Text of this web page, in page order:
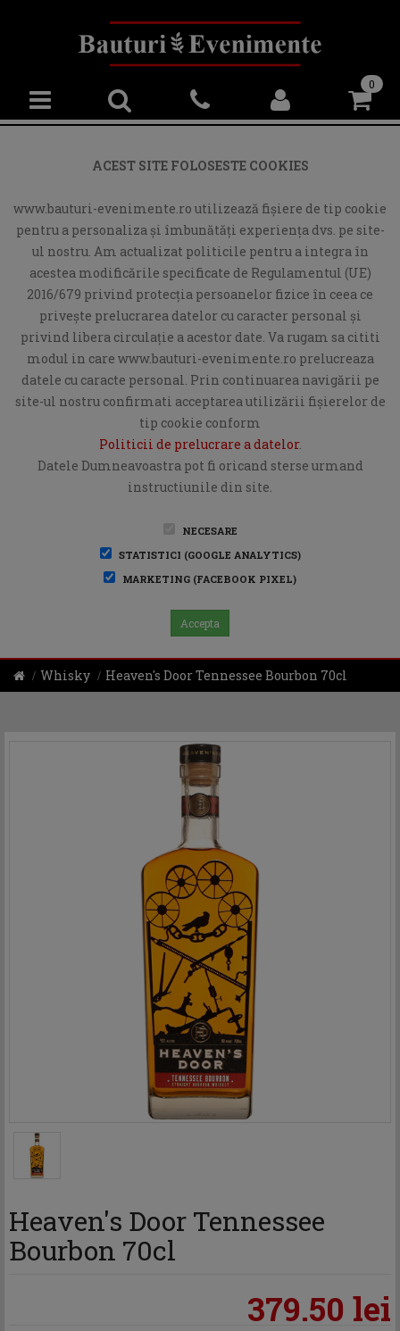
0
ACEST SITE FOLOSESTE COOKIES
www.bauturi-evenimente.ro utilizează fişiere de tip cookie
pentru a personaliza și îmbunătăți experiența dvs. pe site-
ul nostru. Am actualizat politicile pentru a integra în
acestea modificările specificate de Regulamentul (UE)
2016/679 privind protecția persoanelor fizice în ceea ce
privește prelucrarea datelor cu caracter personal și
privind libera circulație a acestor date. Va rugam sa cititi
modul in care www.bauturi-evenimente.ro prelucreaza
datele cu caracte personal. Prin continuarea navigării pe
site-ul nostru confirmati acceptarea utilizării fişierelor de
tip cookie conform
Politicii de prelucrare a datelor.
Datele Dumneavoastra pot fi oricand sterse urmand
instructiunile din site.
NECESARE
STATISTICI (GOOGLE ANALYTICS)
MARKETING (FACEBOOK PIXEL)
Accepta
Whisky Heaven's Door Tennessee Bourbon 70cl
Heaven's Door Tennessee
Bourbon 70cl
379.50 lei